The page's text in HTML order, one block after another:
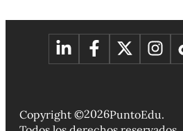
Copyright ©2026PuntoEdu.